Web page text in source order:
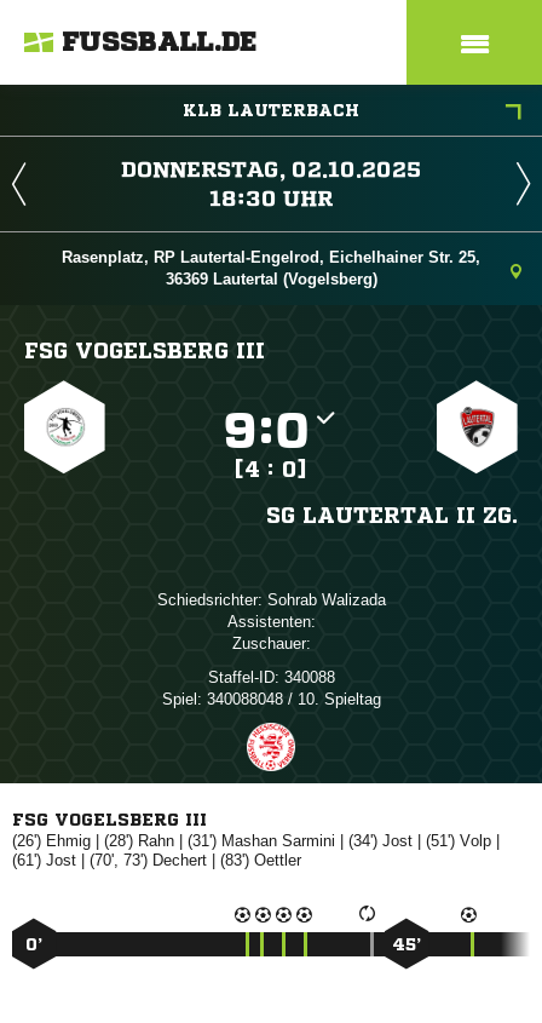
FUSSBALL.DE
KLB LAUTERBACH
 
 
Rasenplatz, RP Lautertal-Engelrod, Eichelhainer Str. 25,
36369 Lautertal (Vogelsberg)
FSG VOGELSBERG III
:
[4 : 0]
SG LAUTERTAL II ZG.
Schiedsrichter:  
Assistenten:
Zuschauer:
Staffel-ID: 340088
Spiel: 340088048 / 10. Spieltag
FSG VOGELSBERG III
(26')  | (28')  | (31')   | (34')  | (51') 
(61')  | (70', 73')  | (83') 
0’ 45’